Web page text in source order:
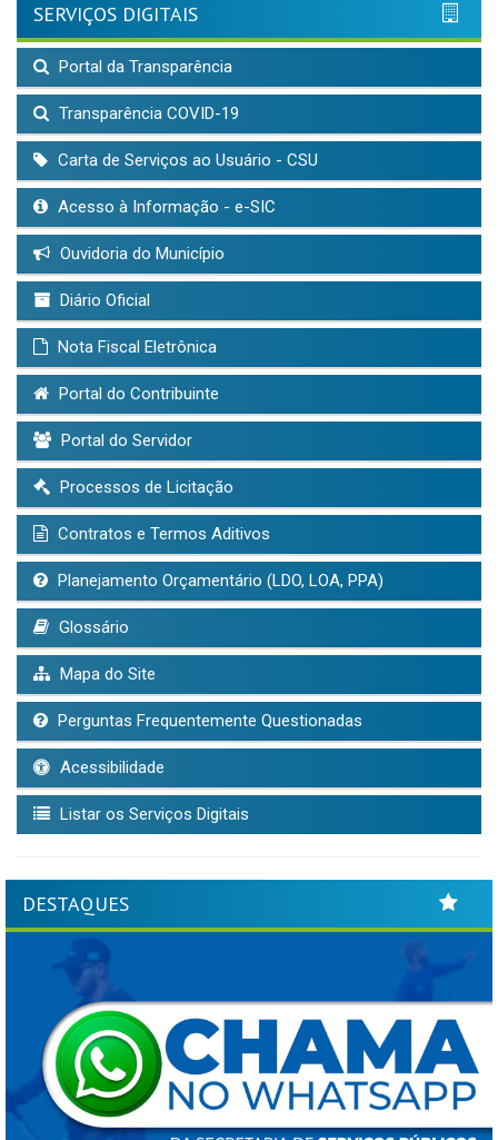
SERVIÇOS DIGITAIS
Portal da Transparência
Transparência COVID-19
Carta de Serviços ao Usuário - CSU
Acesso à Informação - e-SIC
Ouvidoria do Município
Diário Oficial
Nota Fiscal Eletrônica
Portal do Contribuinte
Portal do Servidor
Processos de Licitação
Contratos e Termos Aditivos
Planejamento Orçamentário (LDO, LOA, PPA)
Glossário
Mapa do Site
Perguntas Frequentemente Questionadas
Acessibilidade
Listar os Serviços Digitais
DESTAQUES